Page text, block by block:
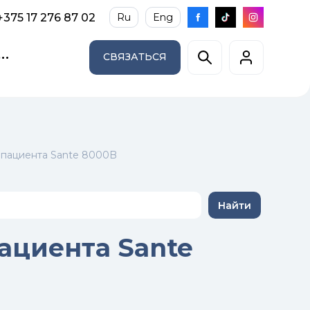
17 276 87 02 Ru Eng
СВЯЗАТЬСЯ
пациента Sante 8000B
Найти
Sante